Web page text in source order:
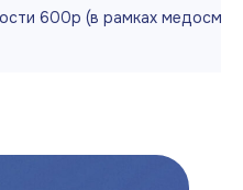
600р (в рамках